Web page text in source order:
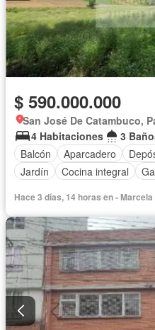
$ 590.000.000
San José De Catambuco,
4 Habitaciones
3
Balcón
Aparcadero
Jardín
Cocina integral
Hace 3 días, 14 horas en -